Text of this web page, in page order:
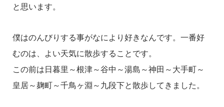
と思います。
僕はのんびりする事がなにより好きなんです。一番好
むのは、よい天気に散歩することです。
この前は日暮里～根津～谷中～湯島～神田～大手町～
皇居～麹町～千鳥ヶ淵～九段下と散歩してきました。